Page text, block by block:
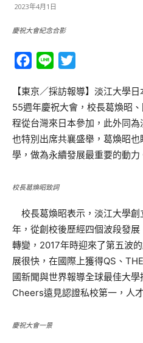
2023年4月1日
慶祝大會紀念合影
Facebook
Line
【東京／採訪報導】淡江大學
55週年慶祝大會，校長葛煥昭
程從台灣來日本參加，此外同
也特別出席共襄盛舉，葛煥昭
學，做為永續發展最重要的動力
校長葛煥昭致詞
校長葛煥昭表示，淡江大學
年，從創校後歷經四個波段發
轉變，2017年時迎來了第五波
展很快，在國際上獲得QS、
國新聞與世界報導全球最佳大
Cheers遠見認證私校第一，人
慶祝大會一景